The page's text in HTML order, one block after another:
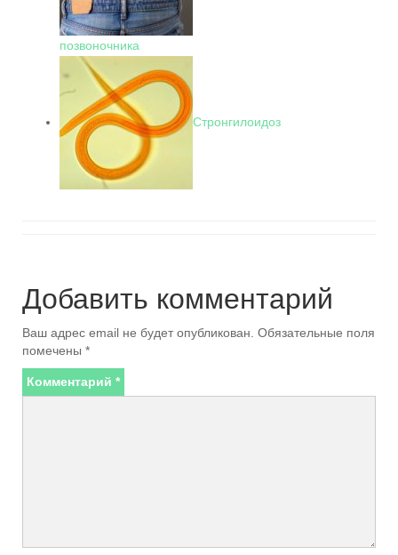
позвоночника
Стронгилоидоз
Добавить комментарий
Ваш адрес email не будет опубликован. Обязательные поля
помечены *
Комментарий *